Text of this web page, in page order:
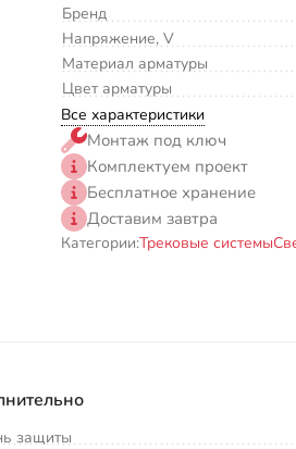
Бренд
Напряжение, V
Материал арматуры
Цвет арматуры
Все характеристики
Монтаж под ключ
Комплектуем проект
Бесплатное хранение
Доставим завтра
Категории:Трековые системы
защиты